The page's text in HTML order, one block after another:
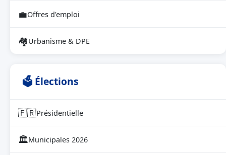
💼Offres d'emploi
🏘Urbanisme & DPE
🗳 Élections
🇫🇷Présidentielle
🏛Municipales 2026